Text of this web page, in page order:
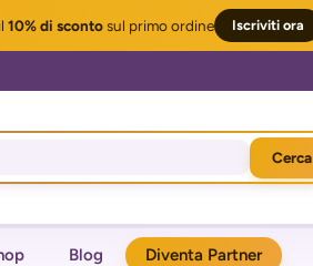
10% di scontosul primo ordine Iscriviti ora
Cerca
Blog Diventa Partner